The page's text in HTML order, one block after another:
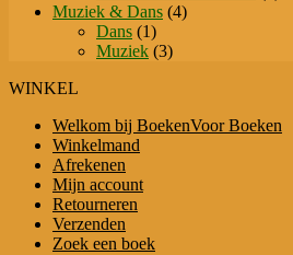
Muziek & Dans 44
Dans 11
product
Muziek 33
WINKEL
Welkom bij BoekenVoor Boeken
Winkelmand
Afrekenen
Mijn account
Retourneren
Verzenden
Zoek een boek